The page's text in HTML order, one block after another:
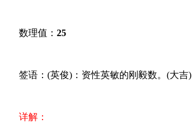
数理值： 25
签语：(英俊)：资性英敏的刚毅数。(大吉)
详解：